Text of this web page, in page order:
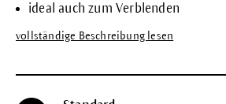
ideal auch zum Verblenden
vollständige Beschreibung lesen